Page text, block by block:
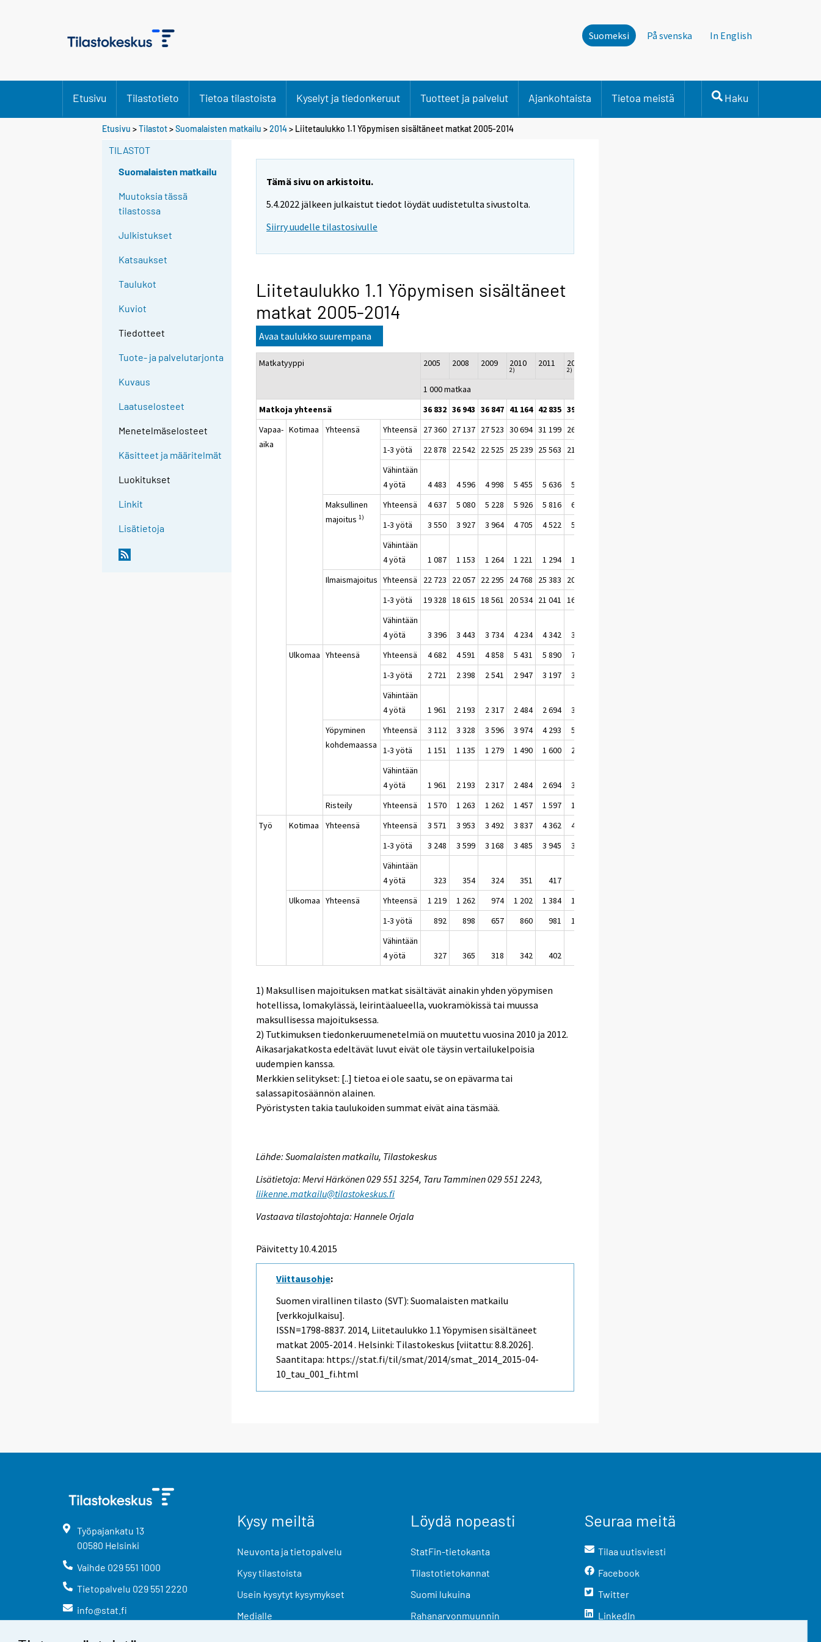
Suomeksi På svenska In English
Etusivu Tilastotieto Tietoa tilastoista Kyselyt ja tiedonkeruut Tuotteet ja palvelut Ajankohtaista Tietoa meistä Haku
Etusivu >Tilastot>Suomalaisten matkailu >2014> Liitetaulukko 1.1 Yöpymisen sisältäneet matkat 2005-2014
TILASTOT
Suomalaisten matkailu
Muutoksia tässä
tilastossa
Julkistukset
Katsaukset
Taulukot
Kuviot
Tiedotteet
Tuote- ja palvelutarjonta
Kuvaus
Laatuselosteet
Menetelmäselosteet
Käsitteet ja määritelmät
Luokitukset
Linkit
Lisätietoja
Tämä sivu on arkistoitu.
5.4.2022 jälkeen julkaistut tiedot löydät uudistetulta sivustolta.
Siirry uudelle tilastosivulle
Liitetaulukko 1.1 Yöpymisen sisältäneet
matkat 2005-2014
Avaa taulukko suurempana
Matkatyyppi 2005 2008 2009 2010
2)
2011 2012
2)
1 000 matkaa
Matkoja yhteensä
36 832 36 943 36 847 41 164 42 835 39 969
Vapaa-
aika
Kotimaa Yhteensä Yhteensä 27 360 27 137 27 523 30 694 31 199 26 771
1-3 yötä
22 878 22 542 22 525 25 239 25 563 21 483
Vähintään
4 yötä
4 483 4 596 4 998 5 455 5 636 5 288
Maksullinen
majoitus1)
Yhteensä 4 637 5 080 5 228 5 926 5 816 6 380
1-3 yötä
3 550 3 927 3 964 4 705 4 522 5 064
Vähintään
4 yötä
1 087 1 153 1 264 1 221 1 294 1 316
Ilmaismajoitus Yhteensä 22 723 22 057 22 295 24 768 25 383 20 391
1-3 yötä
19 328 18 615 18 561 20 534 21 041 16 419
Vähintään
4 yötä
3 396 3 443 3 734 4 234 4 342 3 972
Ulkomaa Yhteensä Yhteensä 4 682 4 591 4 858 5 431 5 890 7 104
1-3 yötä
2 721 2 398 2 541 2 947 3 197 3 576
Vähintään
4 yötä
1 961 2 193 2 317 2 484 2 694 3 528
Yöpyminen
kohdemaassa
Yhteensä 3 112 3 328 3 596 3 974 4 293 5 836
1-3 yötä
1 151 1 135 1 279 1 490 1 600 2 308
Vähintään
4 yötä
1 961 2 193 2 317 2 484 2 694 3 528
Risteily
Yhteensä 1 570 1 263 1 262 1 457 1 597 1 268
Työ
Kotimaa Yhteensä Yhteensä 3 571 3 953 3 492 3 837 4 362 4 144
1-3 yötä
3 248 3 599 3 168 3 485 3 945 3 768
Vähintään
4 yötä
323 354 324 351 417
Ulkomaa Yhteensä Yhteensä 1 219 1 262 974 1 202 1 384 1 951
1-3 yötä
892 898 657 860 981 1 349
Vähintään
4 yötä
327 365 318 342 402
1) Maksullisen majoituksen matkat sisältävät ainakin yhden yöpymisen
hotellissa, lomakylässä, leirintäalueella, vuokramökissä tai muussa
maksullisessa majoituksessa.
2) Tutkimuksen tiedonkeruumenetelmiä on muutettu vuosina 2010 ja 2012.
Aikasarjakatkosta edeltävät luvut eivät ole täysin vertailukelpoisia
uudempien kanssa.
Merkkien selitykset: [..] tietoa ei ole saatu, se on epävarma tai
salassapitosäännön alainen.
Pyöristysten takia taulukoiden summat eivät aina täsmää.
Lähde: Suomalaisten matkailu, Tilastokeskus
Lisätietoja: Mervi Härkönen 029 551 3254, Taru Tamminen 029 551 2243,
liikenne.matkailu@tilastokeskus.fi
Vastaava tilastojohtaja: Hannele Orjala
Päivitetty 10.4.2015
Viittausohje:
Suomen virallinen tilasto (SVT): Suomalaisten matkailu
[verkkojulkaisu].
ISSN=1798-8837. 2014, Liitetaulukko 1.1 Yöpymisen sisältäneet
matkat 2005-2014 . Helsinki: Tilastokeskus [viitattu: 8.8.2026].
Saantitapa: https://stat.fi/til/smat/2014/smat_2014_2015-04-
10_tau_001_fi.html
Työpajankatu 13
00580 Helsinki
Vaihde 029 551 1000
Tietopalvelu 029 551 2220
info@stat.fi
Kysy meiltä
Neuvonta ja tietopalvelu
Kysy tilastoista
Usein kysytyt kysymykset
Medialle
Löydä nopeasti
StatFin-tietokanta
Tilastotietokannat
Suomi lukuina
Rahanarvonmuunnin
Seuraa meitä
Tilaa uutisviesti
Facebook
Twitter
LinkedIn